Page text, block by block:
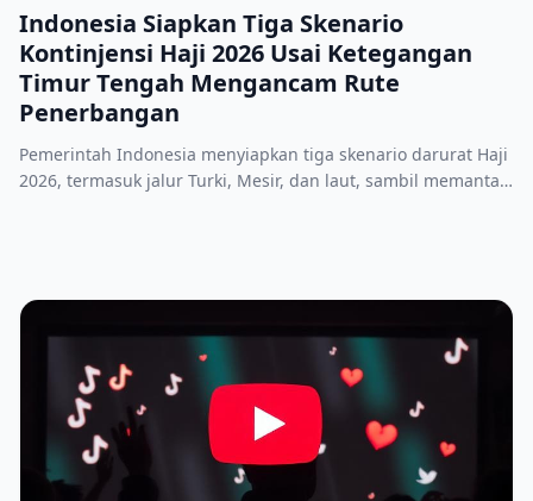
Indonesia Siapkan Tiga Skenario
Kontinjensi Haji 2026 Usai Ketegangan
Timur Tengah Mengancam Rute
Penerbangan
Pemerintah Indonesia menyiapkan tiga skenario darurat Haji
2026, termasuk jalur Turki, Mesir, dan laut, sambil memantau